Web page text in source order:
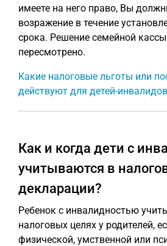
имеете на него право, Вы
возражение в течение
срока. Решение семейной
пересмотрено.
Какие налоговые льготы или
действуют для детей-
Как и когда дети с
учитываются в
декларации?
Ребенок с инвалидностью
налоговых целях у родителей,
физической, умственной или